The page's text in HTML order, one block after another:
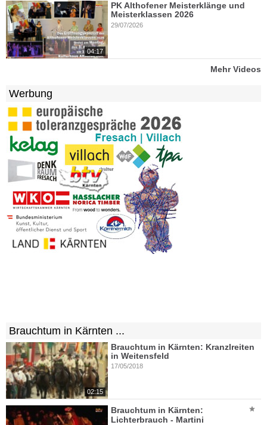
04:17
PK Althofener Meisterklänge und
Meisterklassen 2026
29/07/2026
Mehr Videos
Werbung
Brauchtum in Kärnten ...
02:15
Brauchtum in Kärnten: Kranzlreiten
in Weitensfeld
17/05/2018
Brauchtum in Kärnten:
Lichterbrauch - Martini